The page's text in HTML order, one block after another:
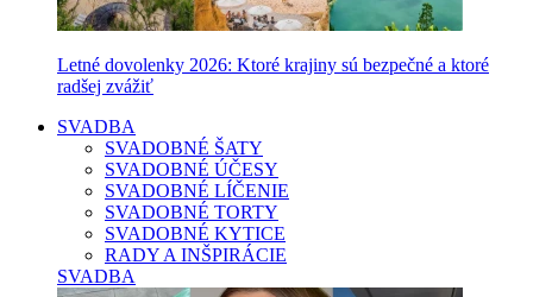
Letné dovolenky 2026: Ktoré krajiny sú bezpečné a ktoré
radšej zvážiť
SVADBA
SVADOBNÉ ŠATY
SVADOBNÉ ÚČESY
SVADOBNÉ LÍČENIE
SVADOBNÉ TORTY
SVADOBNÉ KYTICE
RADY A INŠPIRÁCIE
SVADBA